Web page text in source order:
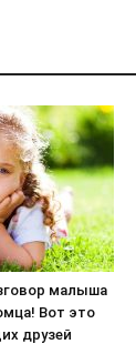
малыша
Вот это
друзей